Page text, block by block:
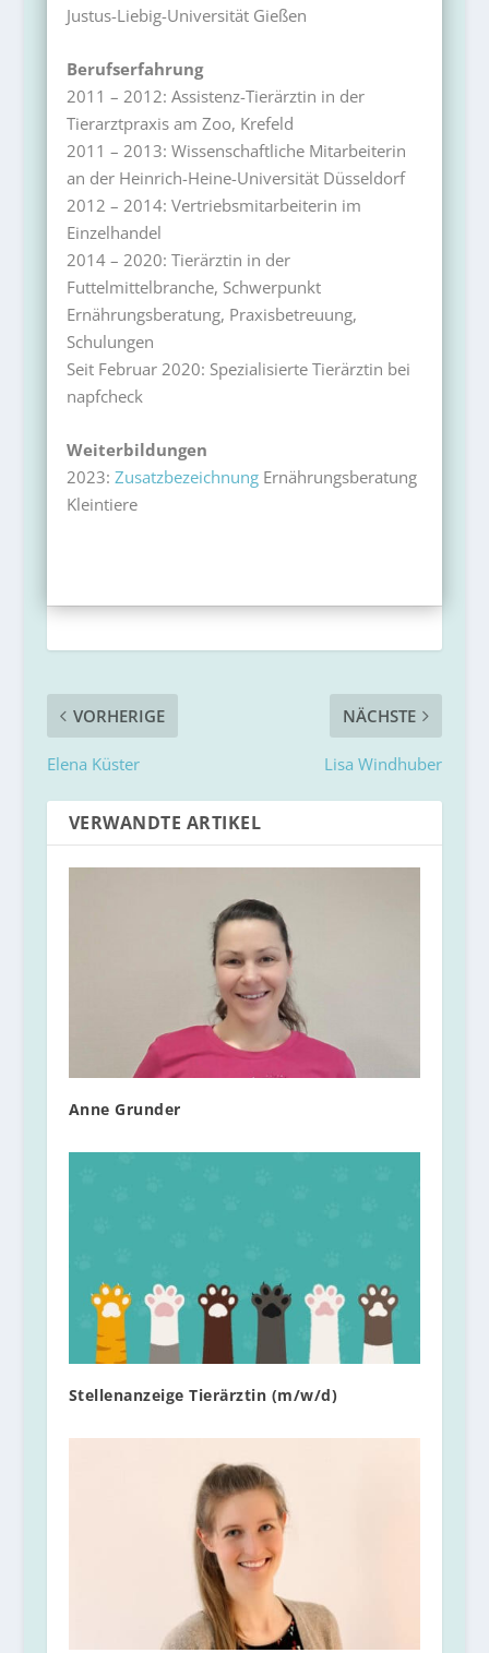
Justus-Liebig-Universität Gießen
Berufserfahrung
2011 – 2012: Assistenz-Tierärztin in der
Tierarztpraxis am Zoo, Krefeld
2011 – 2013: Wissenschaftliche Mitarbeiterin
an der Heinrich-Heine-Universität Düsseldorf
2012 – 2014: Vertriebsmitarbeiterin im
Einzelhandel
2014 – 2020: Tierärztin in der
Futtelmittelbranche, Schwerpunkt
Ernährungsberatung, Praxisbetreuung,
Schulungen
Seit Februar 2020: Spezialisierte Tierärztin bei
napfcheck
Weiterbildungen
2023: ZusatzbezeichnungErnährungsberatung
Kleintiere
VORHERIGE
Elena Küster
NÄCHSTE
Lisa Windhuber
VERWANDTE ARTIKEL
Anne Grunder
Stellenanzeige Tierärztin (m/w/d)